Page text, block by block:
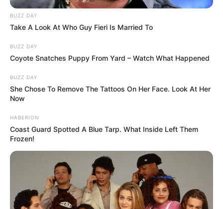
BUZZ DAY
Take A Look At Who Guy Fieri Is Married To
BUZZ DAY
Coyote Snatches Puppy From Yard – Watch What Happened
BUZZ DAY
She Chose To Remove The Tattoos On Her Face. Look At Her
Now
HABERION
Coast Guard Spotted A Blue Tarp. What Inside Left Them
Frozen!